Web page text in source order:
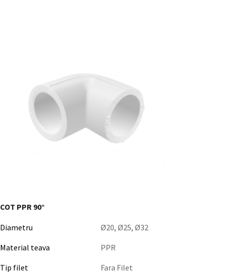
COT PPR 90°
Diametru
Ø20, Ø25, Ø32
Material teava
PPR
Tip filet
Fara Filet